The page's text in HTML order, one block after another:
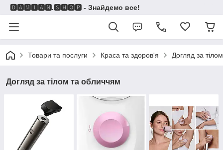
🅳🅰🅼🅸🅰🅽.🆂🅷🅾🅿 - Знайдемо все!
Товари та послуги Краса та здоров'я Догляд за
Догляд за тілом та обличчям